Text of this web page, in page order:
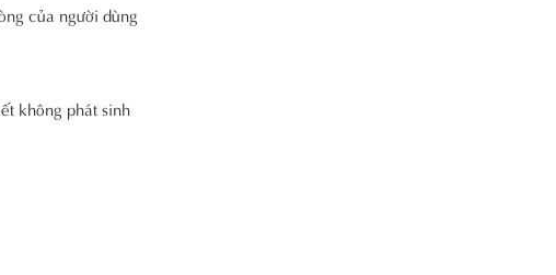
của người dùng
không phát sinh